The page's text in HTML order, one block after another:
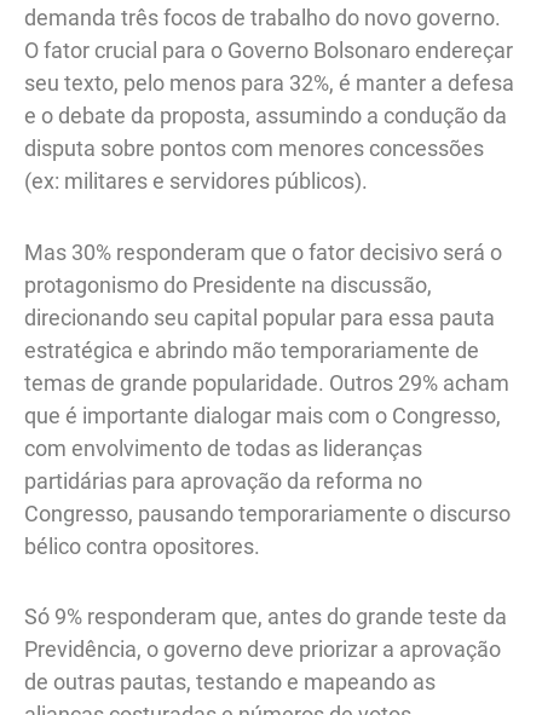
demanda três focos de trabalho do novo governo.
O fator crucial para o Governo Bolsonaro endereçar
seu texto, pelo menos para 32%, é manter a defesa
e o debate da proposta, assumindo a condução da
disputa sobre pontos com menores concessões
(ex: militares e servidores públicos).
Mas 30% responderam que o fator decisivo será o
protagonismo do Presidente na discussão,
direcionando seu capital popular para essa pauta
estratégica e abrindo mão temporariamente de
temas de grande popularidade. Outros 29% acham
que é importante dialogar mais com o Congresso,
com envolvimento de todas as lideranças
partidárias para aprovação da reforma no
Congresso, pausando temporariamente o discurso
bélico contra opositores.
Só 9% responderam que, antes do grande teste da
Previdência, o governo deve priorizar a aprovação
de outras pautas, testando e mapeando as